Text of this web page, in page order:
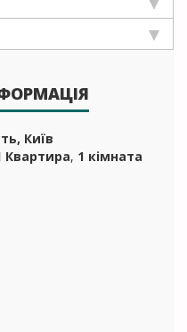
Київ
Квартира, 1 кімната